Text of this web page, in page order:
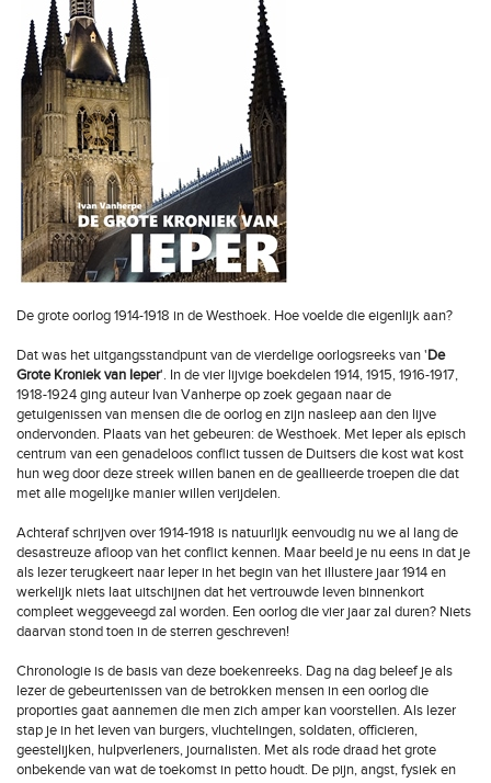
De grote oorlog 1914-1918 in de Westhoek. Hoe voelde die eigenlijk aan?
Dat was het uitgangsstandpunt van de vierdelige oorlogsreeks van 'De
Grote Kroniek van Ieper'. In de vier lijvige boekdelen 1914, 1915, 1916-1917,
1918-1924 ging auteur Ivan Vanherpe op zoek gegaan naar de
getuigenissen van mensen die de oorlog en zijn nasleep aan den lijve
ondervonden. Plaats van het gebeuren: de Westhoek. Met Ieper als episch
centrum van een genadeloos conflict tussen de Duitsers die kost wat kost
hun weg door deze streek willen banen en de geallieerde troepen die dat
met alle mogelijke manier willen verijdelen.
Achteraf schrijven over 1914-1918 is natuurlijk eenvoudig nu we al lang de
desastreuze afloop van het conflict kennen. Maar beeld je nu eens in dat je
als lezer terugkeert naar Ieper in het begin van het illustere jaar 1914 en
werkelijk niets laat uitschijnen dat het vertrouwde leven binnenkort
compleet weggeveegd zal worden. Een oorlog die vier jaar zal duren? Niets
daarvan stond toen in de sterren geschreven!
Chronologie is de basis van deze boekenreeks. Dag na dag beleef je als
lezer de gebeurtenissen van de betrokken mensen in een oorlog die
proporties gaat aannemen die men zich amper kan voorstellen. Als lezer
stap je in het leven van burgers, vluchtelingen, soldaten, officieren,
geestelijken, hulpverleners, journalisten. Met als rode draad het grote
onbekende van wat de toekomst in petto houdt. De pijn, angst, fysiek en